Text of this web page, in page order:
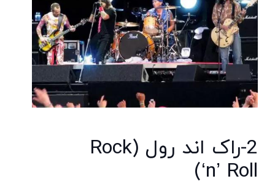
2-راک اند رول (Rock
‘n’ Roll)